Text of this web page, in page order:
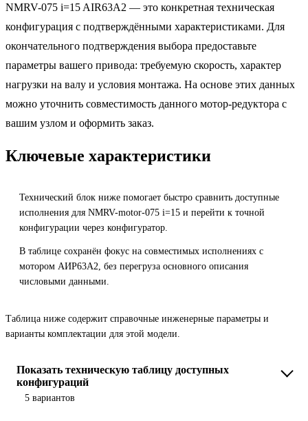
NMRV-075 i=15 AIR63A2 — это конкретная техническая
конфигурация с подтверждёнными характеристиками. Для
окончательного подтверждения выбора предоставьте
параметры вашего привода: требуемую скорость, характер
нагрузки на валу и условия монтажа. На основе этих данных
можно уточнить совместимость данного мотор-редуктора с
вашим узлом и оформить заказ.
Ключевые характеристики
Технический блок ниже помогает быстро сравнить доступные
исполнения для NMRV-motor-075 i=15 и перейти к точной
конфигурации через конфигуратор.
В таблице сохранён фокус на совместимых исполнениях с
мотором АИР63A2, без перегруза основного описания
числовыми данными.
Таблица ниже содержит справочные инженерные параметры и
варианты комплектации для этой модели.
Показать техническую таблицу доступных
конфигураций
5 вариантов